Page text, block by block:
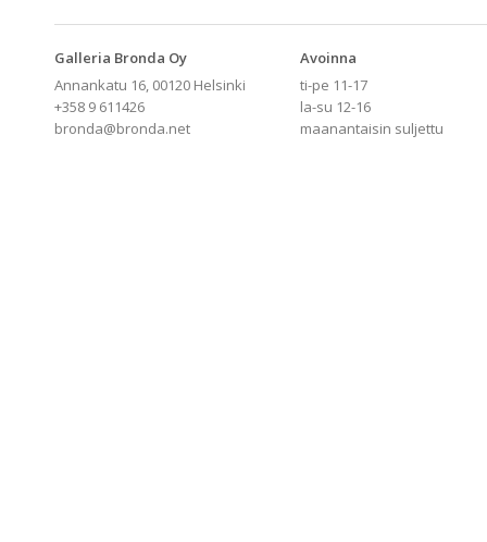
Galleria Bronda Oy
Annankatu 16, 00120 Helsinki
+358 9 611426
bronda@bronda.net
Avoinna
ti-pe 11-17
la-su 12-16
maanantaisin suljettu